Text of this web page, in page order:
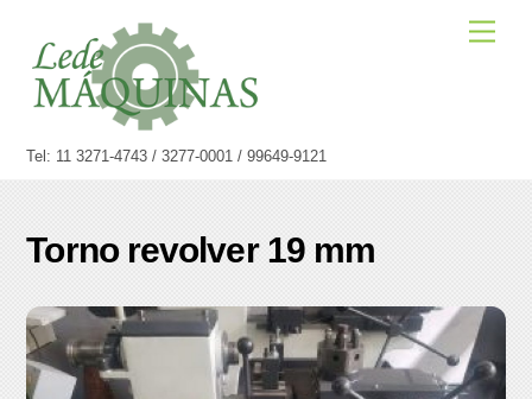
content
Tel: 11 3271-4743 / 3277-0001 / 99649-9121
Torno revolver 19 mm